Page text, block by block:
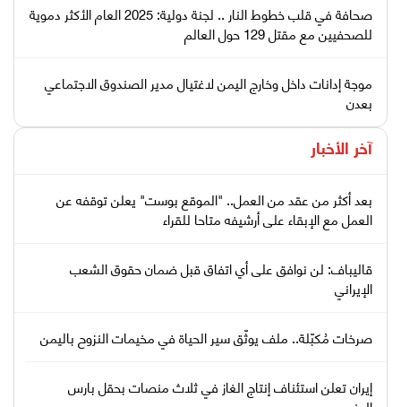
صحافة في قلب خطوط النار .. لجنة دولية: 2025 العام الأكثر دموية
للصحفيين مع مقتل 129 حول العالم
موجة إدانات داخل وخارج اليمن لاغتيال مدير الصندوق الاجتماعي
بعدن
آخر الأخبار
بعد أكثر من عقد من العمل.. "الموقع بوست" يعلن توقفه عن
العمل مع الإبقاء على أرشيفه متاحا للقراء
قاليباف: لن نوافق على أي اتفاق قبل ضمان حقوق الشعب
الإيراني
صرخات مُكبّلة.. ملف يوثّق سير الحياة في مخيمات النزوح باليمن
إيران تعلن استئناف إنتاج الغاز في ثلاث منصات بحقل بارس